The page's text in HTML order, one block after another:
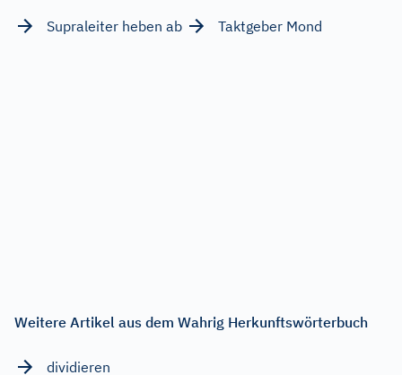
Supraleiter heben ab
Taktgeber Mond
Weitere Artikel aus dem Wahrig Herkunftswörterbuch
dividieren